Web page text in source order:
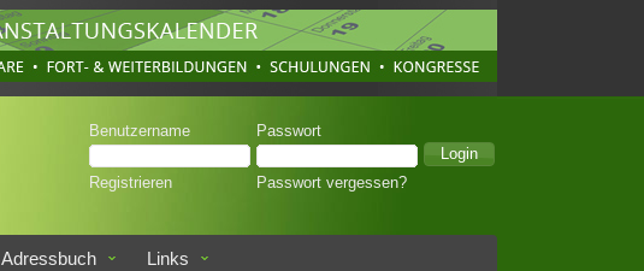
Benutzername Passwort
Registrieren Passwort vergessen?
Adressbuch Links